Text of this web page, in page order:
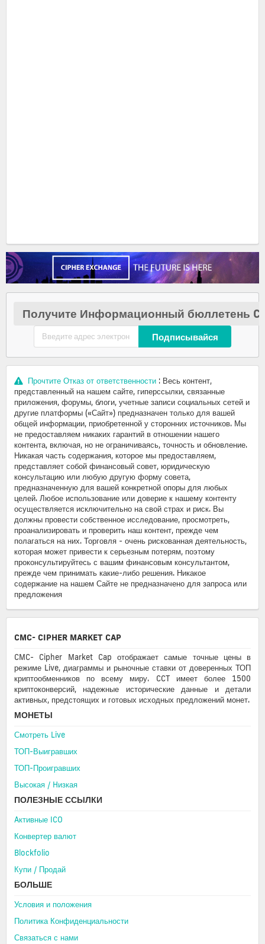
Получите Информационный бюллетень
Подписывайся
Прочтите Отказ от ответственности : Весь контент,
представленный на нашем сайте, гиперссылки, связанные
приложения, форумы, блоги, учетные записи социальных сетей и
другие платформы («Сайт») предназначен только для вашей
общей информации, приобретенной у сторонних источников. Мы
не предоставляем никаких гарантий в отношении нашего
контента, включая, но не ограничиваясь, точность и обновление.
Никакая часть содержания, которое мы предоставляем,
представляет собой финансовый совет, юридическую
консультацию или любую другую форму совета,
предназначенную для вашей конкретной опоры для любых
целей. Любое использование или доверие к нашему контенту
осуществляется исключительно на свой страх и риск. Вы
должны провести собственное исследование, просмотреть,
проанализировать и проверить наш контент, прежде чем
полагаться на них. Торговля - очень рискованная деятельность,
которая может привести к серьезным потерям, поэтому
проконсультируйтесь с вашим финансовым консультантом,
прежде чем принимать какие-либо решения. Никакое
содержание на нашем Сайте не предназначено для запроса или
предложения
CMC- CIPHER MARKET CAP
CMC- Cipher Market Cap отображает самые точные цены в
режиме Live, диаграммы и рыночные ставки от доверенных ТОП
криптообменников по всему миру. CCT имеет более 1500
криптоконверсий, надежные исторические данные и детали
активных, предстоящих и готовых исходных предложений монет.
МОНЕТЫ
Смотреть Live
ТОП-Выигравших
ТОП-Проигравших
Высокая / Hизкая
ПОЛЕЗНЫЕ ССЫЛКИ
Aктивные ICO
Конвертер валют
Blockfolio
Купи / Продай
БОЛЬШЕ
Условия и положения
Политика Конфиденциальности
Связаться с нами